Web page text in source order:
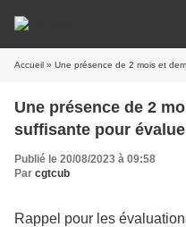
Accueil » Une présence de 2 mois et
Une présence de 2
suffisante pour
Publié le 20/08/2023 à 09:58
Par cgtcub
Rappel pour les